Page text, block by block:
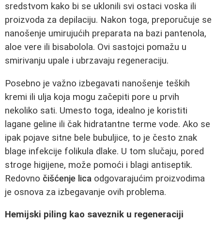
sredstvom kako bi se uklonili svi ostaci voska ili
proizvoda za depilaciju. Nakon toga, preporučuje se
nanošenje umirujućih preparata na bazi pantenola,
aloe vere ili bisabolola. Ovi sastojci pomažu u
smirivanju upale i ubrzavaju regeneraciju.
Posebno je važno izbegavati nanošenje teških
kremi ili ulja koja mogu začepiti pore u prvih
nekoliko sati. Umesto toga, idealno je koristiti
lagane geline ili čak hidratantne terme vode. Ako se
ipak pojave sitne bele bubuljice, to je često znak
blage infekcije folikula dlake. U tom slučaju, pored
stroge higijene, može pomoći i blagi antiseptik.
Redovno čišćenje lica odgovarajućim proizvodima
je osnova za izbegavanje ovih problema.
Hemijski piling kao saveznik u regeneraciji